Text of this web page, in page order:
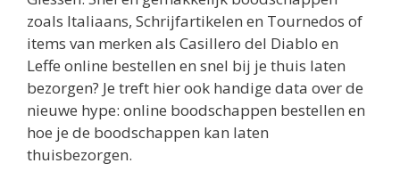
zoals Italiaans, Schrijfartikelen en Tournedos of
items van merken als Casillero del Diablo en
Leffe online bestellen en snel bij je thuis laten
bezorgen? Je treft hier ook handige data over de
nieuwe hype: online boodschappen bestellen en
hoe je de boodschappen kan laten
thuisbezorgen.